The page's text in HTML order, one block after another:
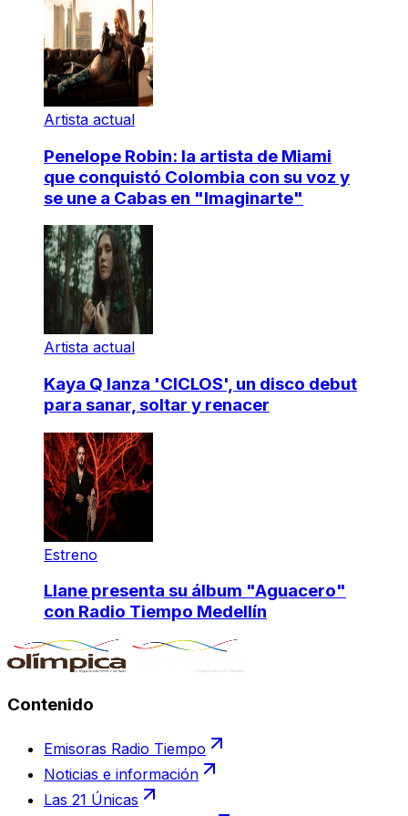
Artista actual
Penelope Robin: la artista de Miami
que conquistó Colombia con su voz y
se une a Cabas en "Imaginarte"
Artista actual
Kaya Q lanza 'CICLOS', un disco debut
para sanar, soltar y renacer
Estreno
Llane presenta su álbum "Aguacero"
con Radio Tiempo Medellín
Contenido
Emisoras Radio Tiempo
Noticias e información
Las 21 Únicas